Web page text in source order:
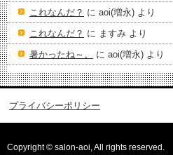
これなんだ？ に aoi(増永) より
これなんだ？ に ますみ より
暑かったね～。
に aoi(増永) より
プライバシーポリシー
Copyright © salon-aoi, All rights reserved.